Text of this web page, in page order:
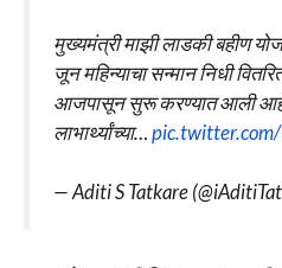
मुख्यमंत्री माझी लाडकी बहीण
जून महिन्याचा सन्मान निधी
आजपासून सुरू करण्यात आली आहे.
लाभार्थ्यांच्या…
— Aditi S Tatkare